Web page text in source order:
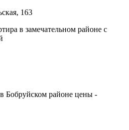
163
в замечательном районе с
Бобруйском районе цены -